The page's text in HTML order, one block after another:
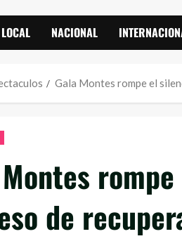
LOCAL NACIONAL
Gala Montes rompe el
de